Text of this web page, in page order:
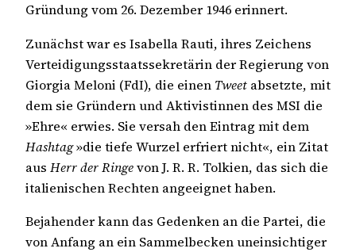
Gründung vom 26. Dezember 1946 erinnert.
Zunächst war es Isabella Rauti, ihres Zeichens
Verteidigungsstaatssekretärin der Regierung von
Giorgia Meloni (FdI), die einen Tweet absetzte, mit
dem sie Gründern und Aktivistinnen des MSI die
»Ehre« erwies. Sie versah den Eintrag mit dem
Hashtag»die tiefe Wurzel erfriert nicht«, ein Zitat
aus Herr der Ringevon J. R. R. Tolkien, das sich die
italienischen Rechten angeeignet haben.
Bejahender kann das Gedenken an die Partei, die
von Anfang an ein Sammelbecken uneinsichtiger